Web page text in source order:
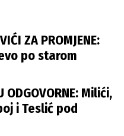
ZA PROMJENE:
po starom
ODGOVORNE: Milići,
i Teslić pod